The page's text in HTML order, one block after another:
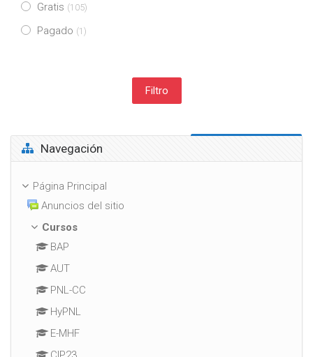
Gratis (105)
Pagado (1)
Salta Navegación
Navegación
Página Principal
Anuncios del sitio
Cursos
BAP
AUT
PNL-CC
HyPNL
E-MHF